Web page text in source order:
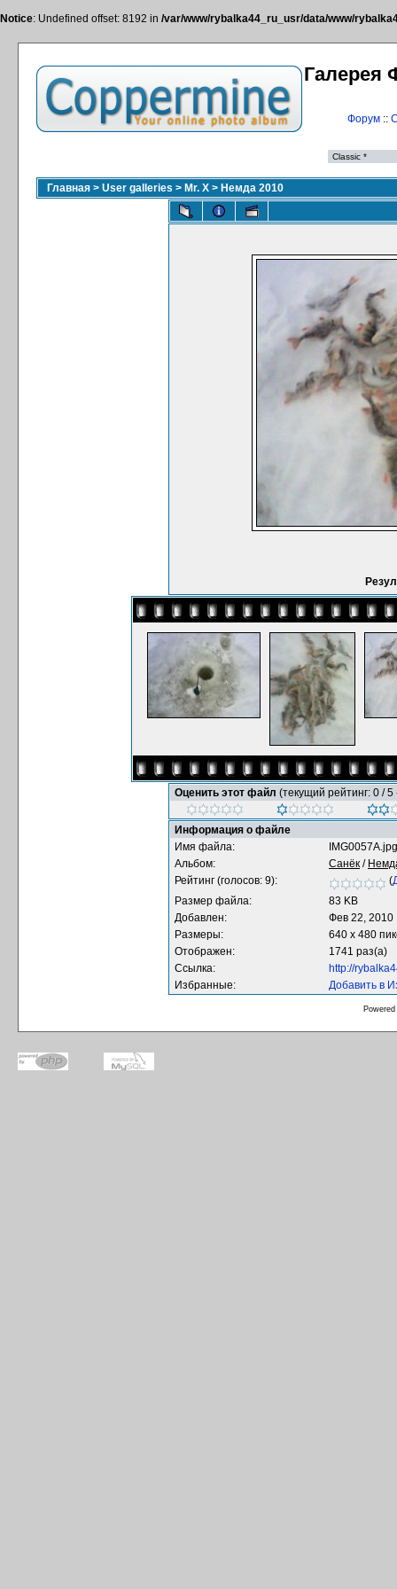
Notice: Undefined offset: 8192 in /var/www/rybalka44_ru_usr/data/www/
Галерея
Форум::
Главная > User galleries > Mr. X > Немда 2010
Оценить этот файл (текущий рейтинг: 0 / 5
Информация о файле
Имя файла:
IMG0057A.jpg
Альбом:
Санёк /
Рейтинг (голосов: 9):
(
Размер файла:
83 KB
Добавлен:
Фев 22, 2010
Размеры:
640 x 480
Отображен:
1741 раз(а)
Ссылка:
http://
Избранные:
Добавить в